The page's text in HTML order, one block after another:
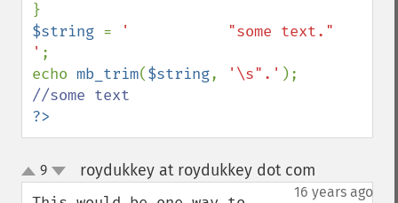
$string =
'           "some text."
' ;
echo mb_trim($string, '\s".'
?>
up
down
9 roydukkey at roydukkey dot com
16 years ago